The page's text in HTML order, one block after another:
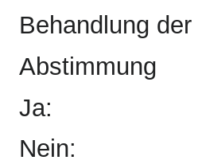
Behandlung
Abstimmung
Ja:
Nein: